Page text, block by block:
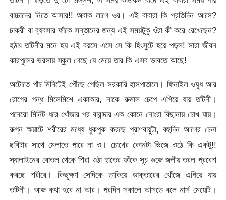
বাচ্চাদের নিতে আসার!! অবাক লাগে ওর। এই বাবারা কি প্রতিদিন আসে?
চাকরী বা ব‍্যবসার ফাঁকে সন্তানের জন্য এই সময়টুকু ওঁরা কী করে রেখেছেন?
হঠাৎ তটিনীর মনে হয় এই বয়সে এসে সে কি হিংসুটে হয়ে পড়ল! সারা জীবন
কারপুলের ভরসায় স্কুল গেছে যে মেয়ে তার কি এসব ভাবতে আছে!
অটোতে পাঁচ মিনিটেই পৌঁছে গেছিল সরকারি হাসপাতালে। ফিনাইল ওষুধ আর
রোগের গন্ধ মিলেমিশে একাকার, নাকে রুমাল চেপে এগিয়ে যায় তটিনী।
পনেরো মিনিট ধরে খোঁজার পর বারান্দার এক কোনে নোংরা বিছানায় চোখ যায়।
রুগ্ন ক্ষয়াটে শরীরের মধ্যে ধুকপুক করছে প্রাণবায়ুটা, বহুদিন আগের চেনা
ছবিটার সাথে মেলাতে পারে না ও। চোখের কোনটা ভিজে ওঠে কি একটু!!
স্যালাইনের বোতল থেকে শিরা ওঠা হাতের ফাঁকে সূচ গুজে জলীয় তরল প্রবেশ
করছে শরীরে। কিছুক্ষণ সেদিকে তাকিয়ে ডাক্তারের খোঁজে এগিয়ে যায়
তটিনী। আজ কথা হবে না আর। পরদিন সকালে আসতে বলে নার্স মেয়েটি।